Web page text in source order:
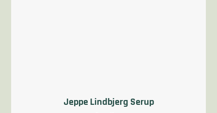
Jeppe Lindbjerg Serup